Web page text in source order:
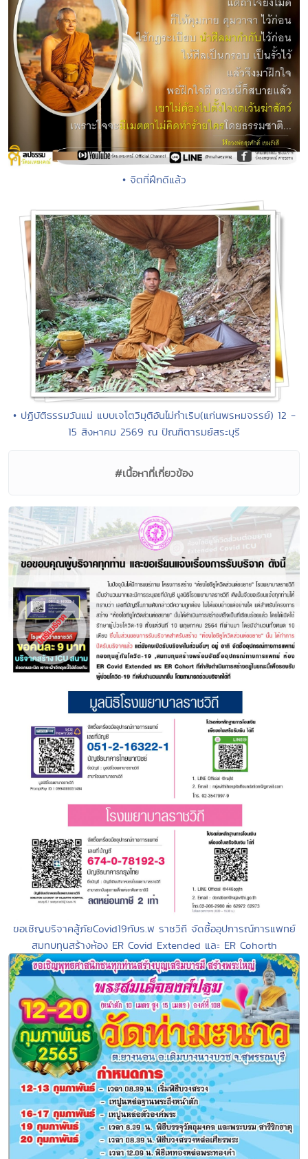
• จิตที่ฝึกดีแล้ว
• ปฏิบัติธรรมวันแม่ แบบเจโตวิมุติอันไม่กำเริบ(แก่นพรหมจรรย์) 12 -
15 สิงหาคม 2569 ณ ปัณฑิตารมย์สระบุรี
#เนื้อหาที่เกี่ยวข้อง
ขอเชิญบริจาคสู้ภัยCovid19กับร.พ ราชวิถี จัดซื้ออุปการณ์การแพทย์
สมทบทุนสร้างห้อง ER Covid Extended และ ER Cohorth